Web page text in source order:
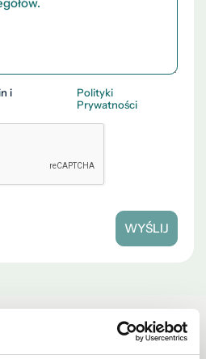
i
Polityki
Prywatności
WYŚLIJ
w okolicy